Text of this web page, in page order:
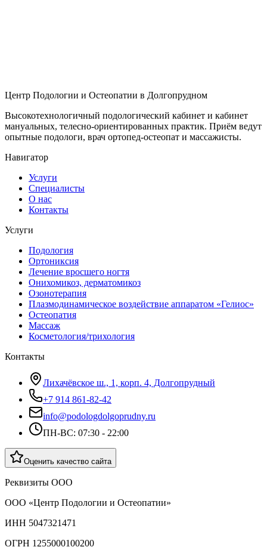
Центр Подологии и Остеопатии в Долгопрудном
Высокотехнологичный подологический кабинет и кабинет
мануальных, телесно-ориентированных практик. Приём ведут
опытные подологи, врач ортопед-остеопат и массажисты.
Навигатор
Услуги
Специалисты
О нас
Контакты
Услуги
Подология
Ортониксия
Лечение вросшего ногтя
Онихомикоз, дерматомикоз
Озонотерапия
Плазмодинамическое воздействие аппаратом «Гелиос»
Остеопатия
Массаж
Косметология/трихология
Контакты
Лихачёвское ш., 1, корп. 4, Долгопрудный
+7 914 861-82-42
info@podologdolgoprudny.ru
ПН-ВС: 07:30 - 22:00
Оценить качество сайта
Реквизиты ООО
ООО «Центр Подологии и Остеопатии»
ИНН 5047321471
ОГРН 1255000100200